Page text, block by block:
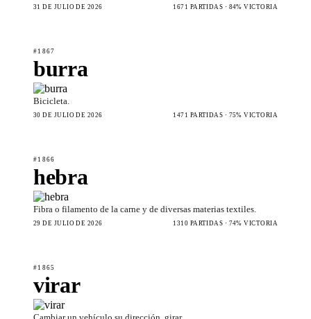
31 DE JULIO DE 2026 1671 PARTIDAS · 84% VICTORIA
#1867
burra
Bicicleta.
30 DE JULIO DE 2026 1471 PARTIDAS · 75% VICTORIA
#1866
hebra
Fibra o filamento de la carne y de diversas materias textiles.
29 DE JULIO DE 2026 1310 PARTIDAS · 74% VICTORIA
#1865
virar